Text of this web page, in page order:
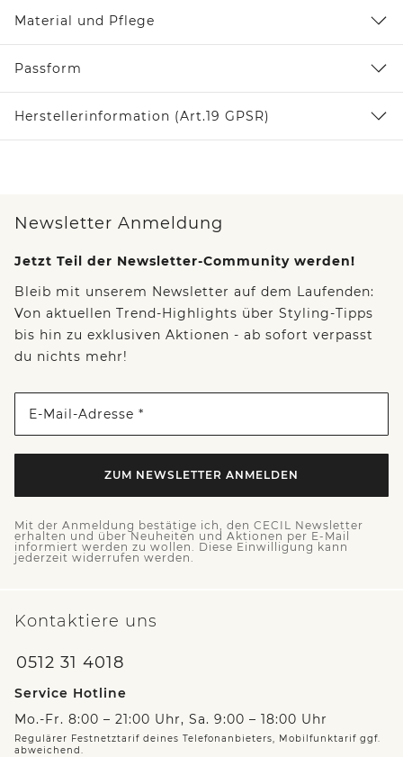
Material und Pflege
Passform
Herstellerinformation (Art.19 GPSR)
Newsletter Anmeldung
Jetzt Teil der Newsletter-Community werden!
Bleib mit unserem Newsletter auf dem Laufenden:
Von aktuellen Trend-Highlights über Styling-Tipps
bis hin zu exklusiven Aktionen - ab sofort verpasst
du nichts mehr!
E-Mail-Adresse *
ZUM NEWSLETTER ANMELDEN
Mit der Anmeldung bestätige ich, den CECIL Newsletter
erhalten und über Neuheiten und Aktionen per E-Mail
informiert werden zu wollen. Diese Einwilligung kann
jederzeit widerrufen werden.
Kontaktiere uns
0512 31 4018
Service Hotline
Mo.-Fr. 8:00 – 21:00 Uhr, Sa. 9:00 – 18:00 Uhr
Regulärer Festnetztarif deines Telefonanbieters, Mobilfunktarif ggf.
abweichend.